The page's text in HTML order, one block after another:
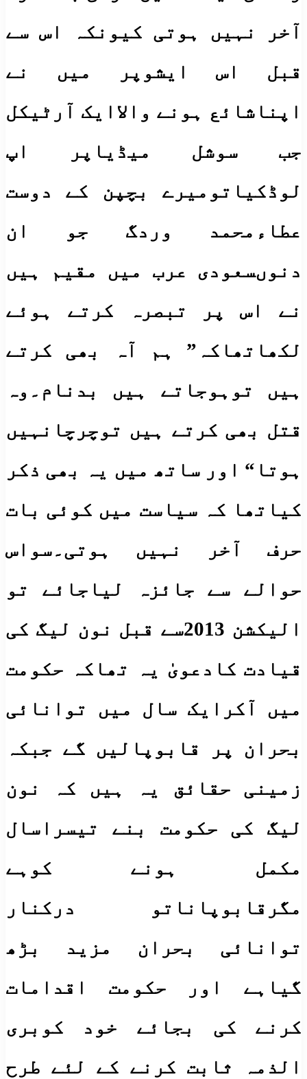
آخر نہیں ہوتی کیونکہ اس سے
قبل اس ایشوپر میں نے
اپناشائع ہونے والاایک آرٹیکل
جب سوشل میڈیاپر اپ
لوڈکیاتومیرے بچپن کے دوست
عطاءمحمد وردگ جو ان
دنوںسعودی عرب میں مقیم ہیں
نے اس پر تبصرہ کرتے ہوئے
لکھاتھاکہ” ہم آہ بھی کرتے
ہیں توہوجاتے ہیں بدنام۔وہ
قتل بھی کرتے ہیں توچرچانہیں
ہوتا“ اور ساتھ میں یہ بھی ذکر
کیاتھا کہ سیاست میں کوئی بات
حرف آخر نہیں ہوتی۔سواس
حوالے سے جائزہ لیاجائے تو
الیکشن 2013سے قبل نون لیگ کی
قیادت کادعویٰ یہ تھاکہ حکومت
میں آکرایک سال میں توانائی
بحران پر قابوپالیں گے جبکہ
زمینی حقائق یہ ہیں کہ نون
لیگ کی حکومت بنے تیسراسال
مکمل ہونے کوہے
مگرقابوپاناتو درکنار
توانائی بحران مزید بڑھ
گیاہے اور حکومت اقدامات
کرنے کی بجائے خود کوبری
الذمہ ثابت کرنے کے لئے طرح